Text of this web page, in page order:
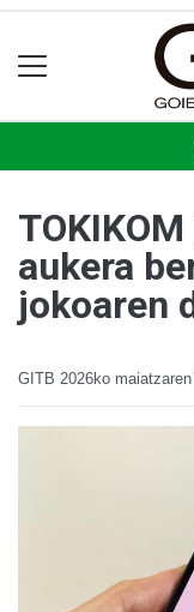
aukera
jokoaren
GITB 2026ko